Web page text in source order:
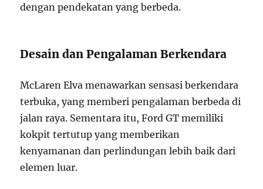
dengan pendekatan yang berbeda.
Desain dan Pengalaman Berkendara
McLaren Elva menawarkan sensasi berkendara
terbuka, yang memberi pengalaman berbeda di
jalan raya. Sementara itu, Ford GT memiliki
kokpit tertutup yang memberikan
kenyamanan dan perlindungan lebih baik dari
elemen luar.